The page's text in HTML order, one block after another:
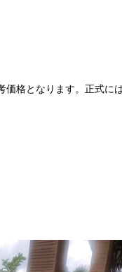
格となります。正式に